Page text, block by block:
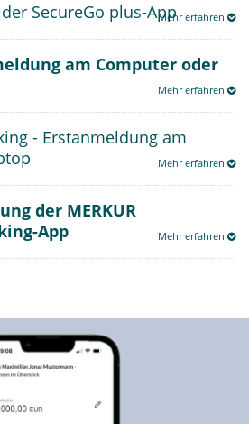
SecureGo plus-App
am Computer oder
- Erstanmeldung am
der MERKUR
App